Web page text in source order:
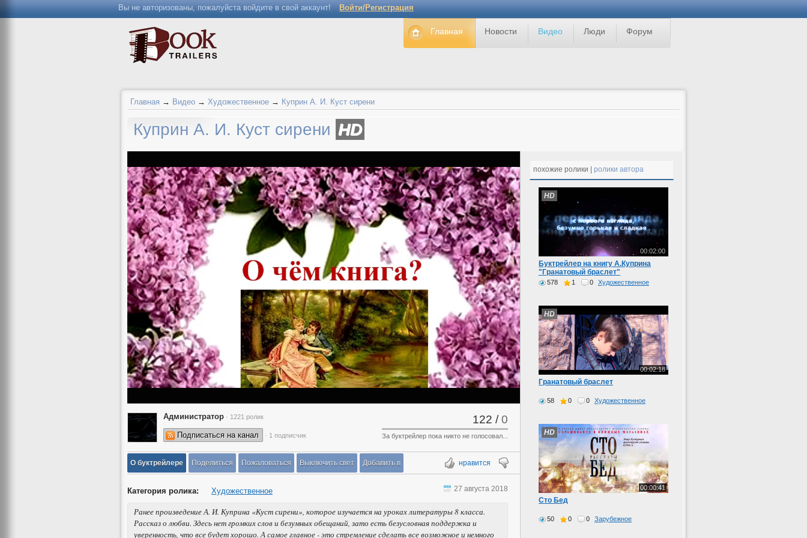
Вы не авторизованы, пожалуйста войдите в свой аккаунт! Войти/Регистрация
Главная Новости Видео Люди Форум
Главная → Видео → Художественное → Куприн А. И. Куст сирени
Куприн А. И. Куст сирени HD
Администратор · 1221 ролик
Подписаться на канал · 1 подписчик
122 /0
За буктрейлер пока никто не голосовал...
нравится
О буктрейлере Поделиться Пожаловаться Выключить свет Добавить в
Категория ролика: Художественное
Ранее произведение А. И. Куприна «Куст сирени», которое изучается на уроках литературы 8 класса.
Рассказ о любви. Здесь нет громких слов и безумных обещаний, зато есть безусловная поддержка и
уверенность, что все будет хорошо. А самое главное - это стремление сделать все возможное и немного
27 августа 2018
похожие ролики | ролики автора
00:02:00
HD
Буктрейлер на книгу А.Куприна
"Гранатовый браслет"
578 1 0 Художественное
00:02:18
HD
Гранатовый браслет
58 0 0 Художественное
00:00:41
HD
Сто Бед
50 0 0 Зарубежное